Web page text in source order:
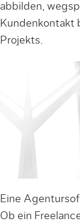
abbilden,
Kundenkontakt
Projekts.
Eine
Ob ein